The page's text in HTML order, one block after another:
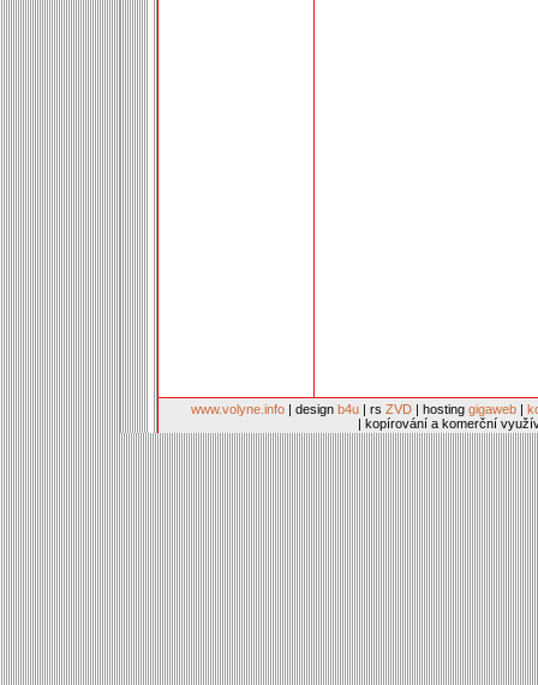
www.volyne.info | design b4u | rs ZVD | hosting gigaweb |
| kopírování a komerční